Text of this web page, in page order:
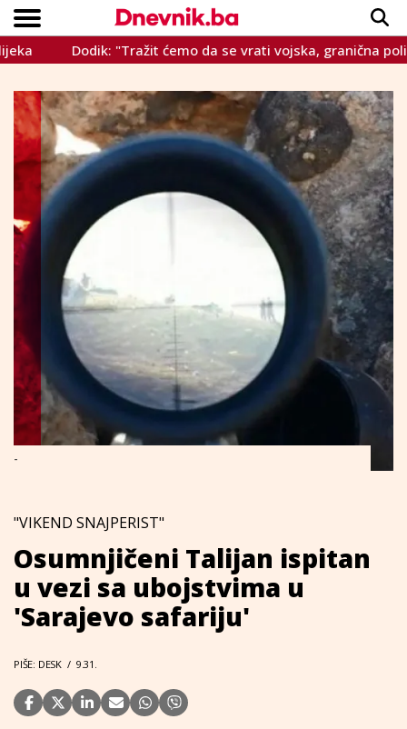
VIJESTI
SPORT
INTERVIEW
TEME
CRNA KRONIKA
LIFESTYLE
Copyright © Dnevnik.ba 2023.
Dodik: "Tražit ćemo da se vrati vojska, granična policija,
-
"VIKEND SNAJPERIST"
Osumnjičeni Talijan ispitan
u vezi sa ubojstvima u
'Sarajevo safariju'
PIŠE: DESK / 9.31.